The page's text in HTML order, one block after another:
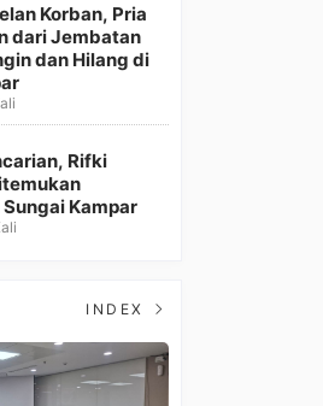
Korban, Pria
dari Jembatan
dan Hilang di
Rifki
Kampar
INDEX